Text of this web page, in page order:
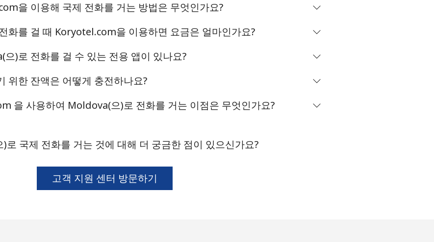
비밀번호 찾기 →
또
는
다음 계정으로 로그인하기
을 이용해 국제 전화를 거는 방법은 무엇인가요?
화를 걸 때 Koryotel.com을 이용하면 요금은 얼마인가요?
)로 전화를 걸 수 있는 전용 앱이 있나요?
위한 잔액은 어떻게 충전하나요?
을 사용하여 Moldova(으)로 전화를 거는 이점은 무엇인가요?
로 국제 전화를 거는 것에 대해 더 궁금한 점이 있으신가요?
고객 지원 센터 방문하기